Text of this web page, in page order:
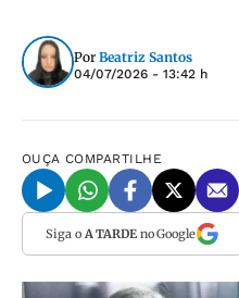
Por Beatriz Santos
04/07/2026 - 13:42 h
OUÇA COMPARTILHE
Siga o A TARDEno Google